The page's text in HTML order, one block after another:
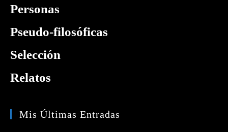
Personas
Pseudo-filosóficas
Selección
Relatos
Mis Últimas Entradas